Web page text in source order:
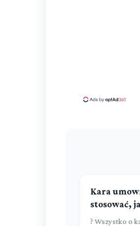
Kara
stosować,
? Wszystko o